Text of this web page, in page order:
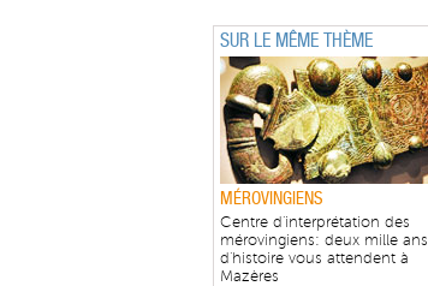
SUR LE MÊME THÈME
MÉROVINGIENS
Centre d'interprétation des
mérovingiens: deux mille ans
d'histoire vous attendent à
Mazères